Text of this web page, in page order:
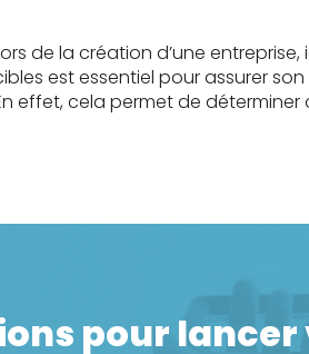
de la création d’une entreprise,
est essentiel pour assurer
effet, cela permet de déterminer
cible […]
pour